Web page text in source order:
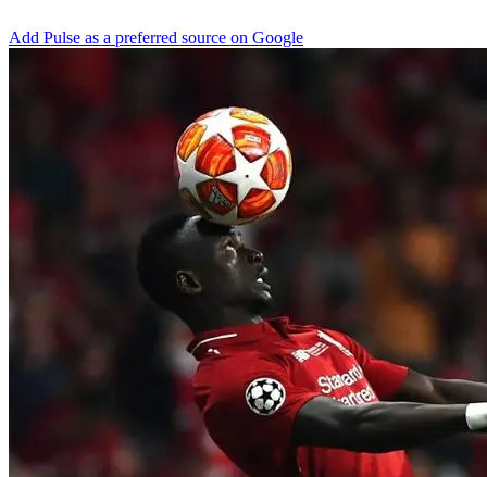
Add Pulse as a preferred source on Google